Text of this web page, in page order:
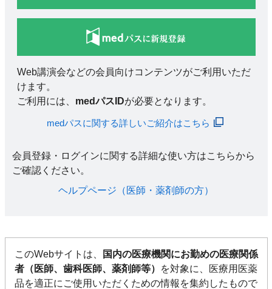
Web講演会などの会員向けコンテンツがご利用いただ
けます。
ご利用には、 medパスIDが必要となります。
medパスに関する詳しいご紹介はこちら
会員登録・ログインに関する詳細な使い方はこちらから
ご確認ください。​
ヘルプページ（医師・薬剤師の方）​
このWebサイトは、
国内の医療機関にお勤めの医療関係
者（医師、歯科医師、薬剤師等）
を対象に、医療用医薬
品を適正にご使用いただくための情報を集約したもので